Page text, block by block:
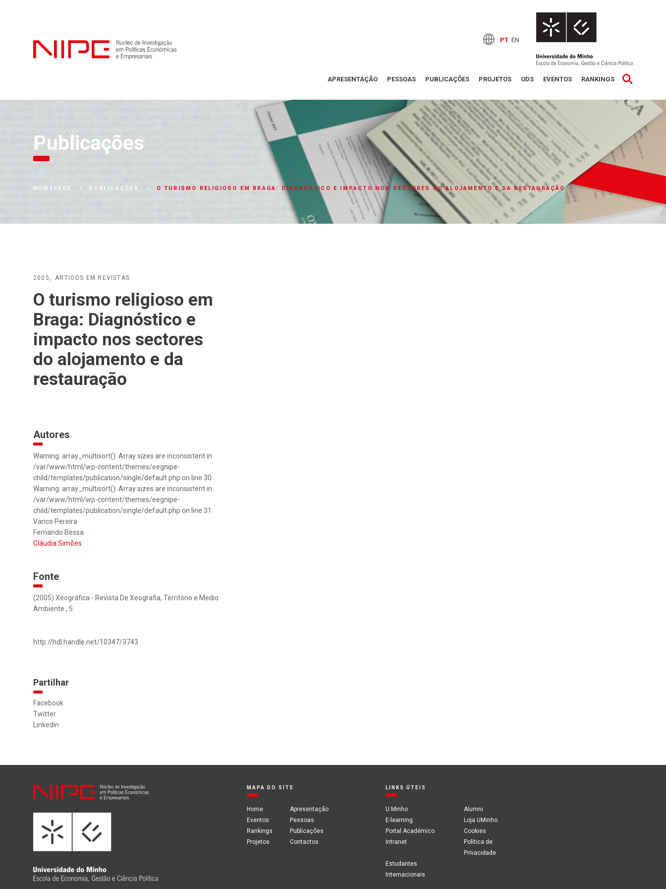
PT EN
APRESENTAÇÃO PESSOAS PUBLICAÇÕES PROJETOS ODS EVENTOS RANKINGS
Publicações
HOMEPAGE PUBLICAÇÕES O TURISMO RELIGIOSO EM BRAGA: DIAGNÓSTICO E IMPACTO NOS SECTORES DO ALOJAMENTO E DA RESTAURAÇÃO
2005 ARTIGOS EM REVISTAS
O turismo religioso em
Braga: Diagnóstico e
impacto nos sectores
do alojamento e da
restauração
Autores
Warning: array_multisort(): Array sizes are inconsistent in
/var/www/html/wp-content/themes/eegnipe-
child/templates/publication/single/default.php on line 30
Warning: array_multisort(): Array sizes are inconsistent in
/var/www/html/wp-content/themes/eegnipe-
child/templates/publication/single/default.php on line 31
Varico Pereira
Fernando Bessa
Cláudia Simões
Fonte
(2005) Xeográfica - Revista De Xeografia, Território e Medio
Ambiente , 5
http://hdl.handle.net/10347/3743
Partilhar
Facebook
Twitter
Linkedin
MAPA DO SITE
Home
Apresentação
Eventos
Pessoas
Rankings
Publicações
Projetos
Contactos
LINKS ÚTEIS
U.Minho
Alumni
E-learning
Loja UMinho
Portal Académico
Cookies
Intranet
Política de
Privacidade
Estudantes
Internacionais